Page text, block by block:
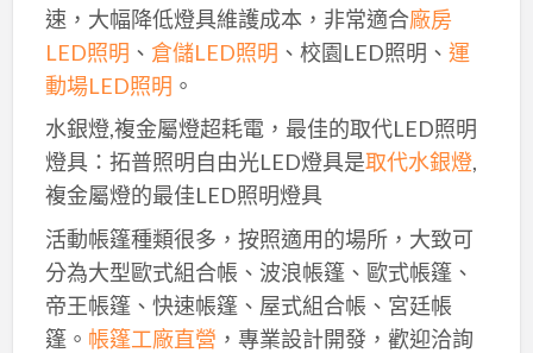
速，大幅降低燈具維護成本，非常適合廠房
LED照明 、 倉儲LED照明 、校園LED照明、 運
動場LED照明 。
水銀燈,複金屬燈超耗電，最佳的取代LED照明
燈具：拓普照明自由光LED燈具是取代水銀燈,
複金屬燈的最佳LED照明燈具
活動帳篷種類很多，按照適用的場所，大致可
分為大型歐式組合帳、波浪帳篷、歐式帳篷、
帝王帳篷、快速帳篷、屋式組合帳、宮廷帳
篷。 帳篷工廠直營 ，專業設計開發，歡迎洽詢